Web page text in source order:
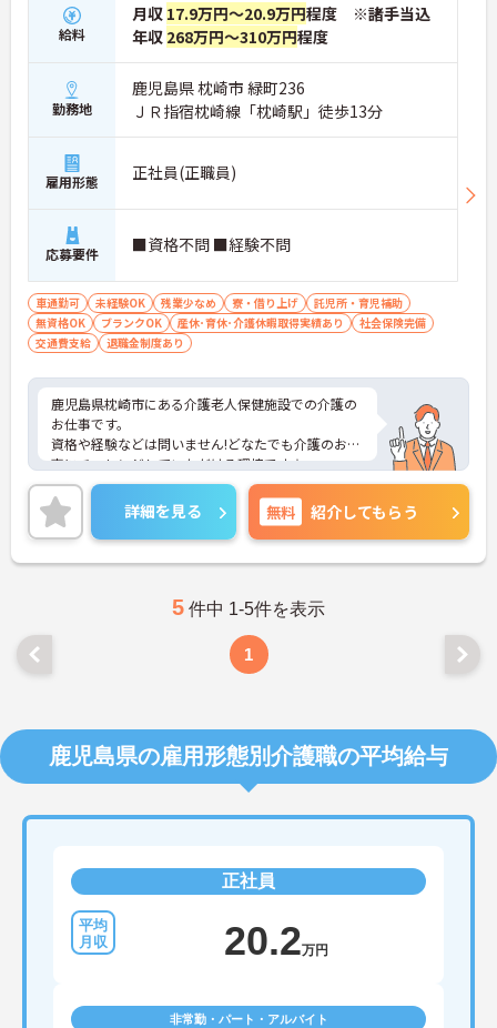
給料
月収 17.9万円～20.9万円程度 ※諸手当込
年収 268万円～310万円程度
勤務地
鹿児島県 枕崎市 緑町236
ＪＲ指宿枕崎線「枕崎駅」徒歩13分
雇用形態 正社員(正職員)
応募要件 ■資格不問 ■経験不問
車通勤可 未経験OK 残業少なめ 寮・借り上げ
託児所・育児補助
無資格OK
ブランクOK 産休･育休･介護休暇取得実績あり
社会保険完備
交通費支給
退職金制度あり
鹿児島県枕崎市にある介護老人保健施設での介護の
お仕事です。
資格や経験などは問いません!どなたでも介護のお仕
事にチャレンジしていただける環境です☆
残業は5時間以下、待遇面も手厚く、ワークライフ
バランスの良い求人です。
24時間院内託児所があり、お子さんのいらっしゃる
方でも安心して働けます。
駐車場が完備されていて、マイカー通勤が可能なた
ご興味がある方は是非一度マイナビまでお問合せ下
さい。更に詳細などお伝えします。
詳細を見る 無料 紹介してもらう
5 件中 1-5件を表示
1
鹿児島県の雇用形態別介護職の平均給与
正社員
20.2万円
非常勤・パート・アルバイト